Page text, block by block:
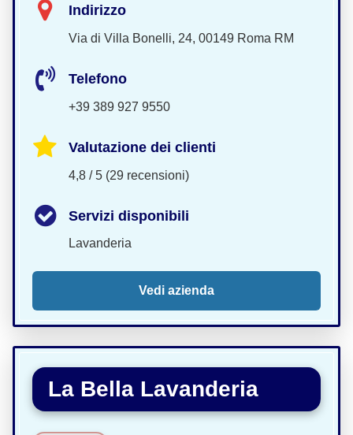
Indirizzo
Via di Villa Bonelli, 24, 00149 Roma RM
Telefono
+39 389 927 9550
Valutazione dei clienti
4,8 / 5 (29 recensioni)
Servizi disponibili
Lavanderia
Vedi azienda
La Bella Lavanderia